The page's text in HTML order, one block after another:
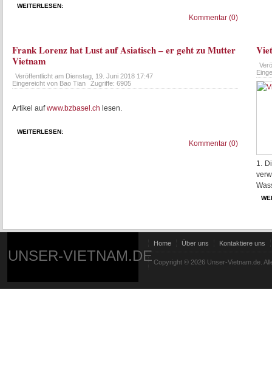
WEITERLESEN:
Kommentar (0)
Frank Lorenz hat Lust auf Asiatisch – er geht zu Mutter
Vietnam
Veröffentlicht am Dienstag, 19. Juni 2018 17:47
Eingereicht von Bao Tian
Zugriffe: 6905
Artikel aufwww.bzbasel.ch lesen.
WEITERLESEN:
Kommentar (0)
1.
UNSER-VIETNAM.DE
Home Über uns Kontaktiere uns
Copyright © 2026 Unser-Vietnam.de.